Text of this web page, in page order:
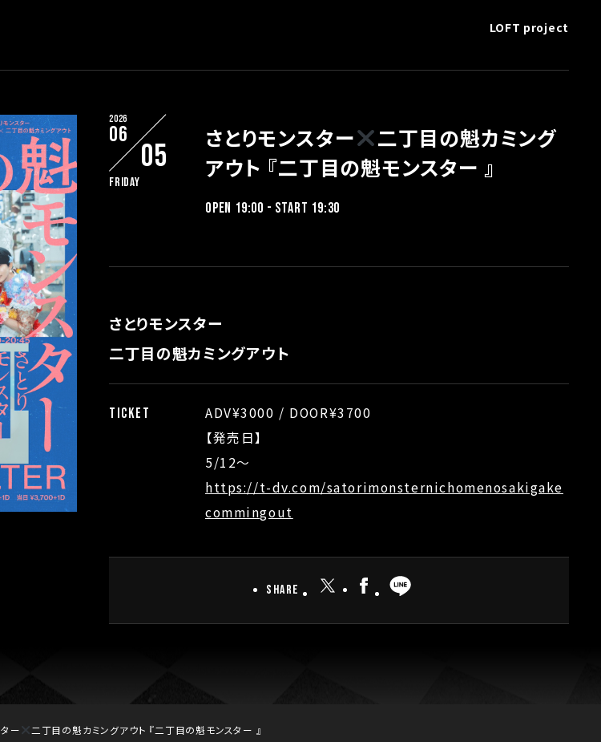
LOFT project
2026
06
05
Friday
さとりモンスター
二丁目の魁カミング
アウト 『二丁目の魁モンスター 』
OPEN 19:00 - START 19:30
さとりモンスター
二丁目の魁カミングアウト
TICKET
ADV¥3000 / DOOR¥3700
【発売日】
5/12〜
https://t-dv.com/satorimonsternichomenosakigake
commingout
Share
ー 二丁目の魁カミングアウト 『二丁目の魁モンスター 』